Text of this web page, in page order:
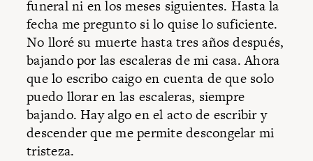
funeral ni en los meses siguientes. Hasta la
fecha me pregunto si lo quise lo suficiente.
No lloré su muerte hasta tres años después,
bajando por las escaleras de mi casa. Ahora
que lo escribo caigo en cuenta de que solo
puedo llorar en las escaleras, siempre
bajando. Hay algo en el acto de escribir y
descender que me permite descongelar mi
tristeza.